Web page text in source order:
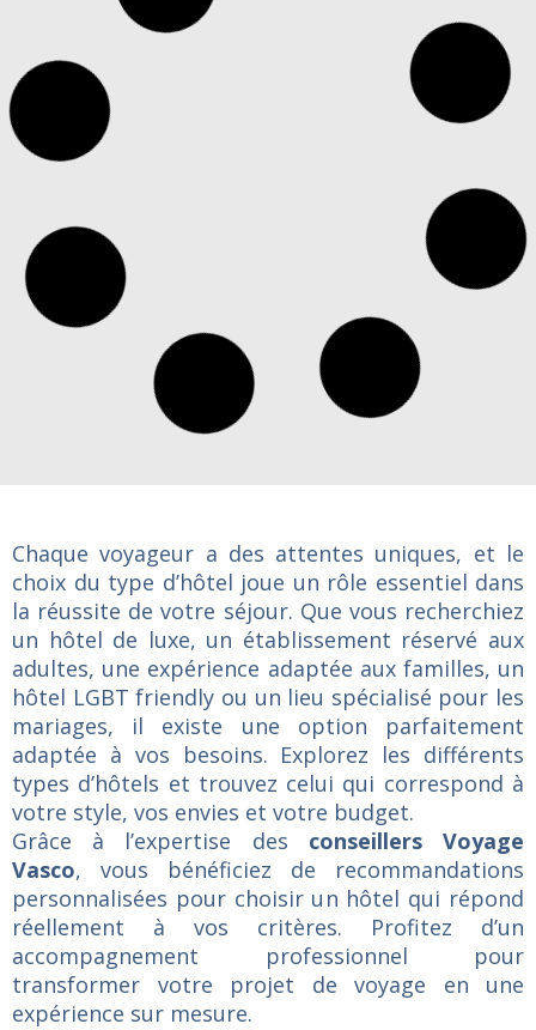
Chaque voyageur a des attentes uniques, et le
choix du type d’hôtel joue un rôle essentiel dans
la réussite de votre séjour. Que vous recherchiez
un hôtel de luxe, un établissement réservé aux
adultes, une expérience adaptée aux familles, un
hôtel LGBT friendly ou un lieu spécialisé pour les
mariages, il existe une option parfaitement
adaptée à vos besoins. Explorez les différents
types d’hôtels et trouvez celui qui correspond à
votre style, vos envies et votre budget.
Grâce à l’expertise des conseillers Voyage
Vasco, vous bénéficiez de recommandations
personnalisées pour choisir un hôtel qui répond
réellement à vos critères. Profitez d’un
accompagnement professionnel pour
transformer votre projet de voyage en une
expérience sur mesure.